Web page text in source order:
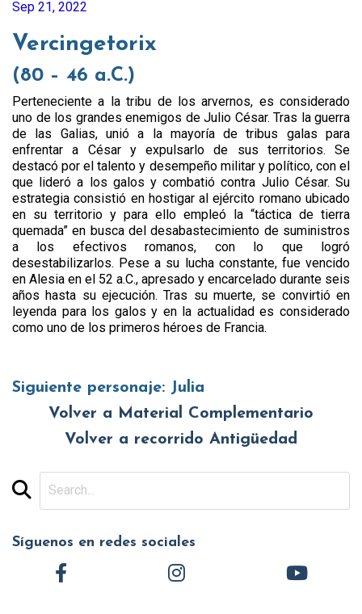
Sep 21, 2022
Vercingetorix
(80 – 46 a.C.)
Perteneciente a la tribu de los arvernos, es considerado
uno de los grandes enemigos de Julio César. Tras la guerra
de las Galias, unió a la mayoría de tribus galas para
enfrentar a César y expulsarlo de sus territorios. Se
destacó por el talento y desempeño militar y político, con el
que lideró a los galos y combatió contra Julio César. Su
estrategia consistió en hostigar al ejército romano ubicado
en su territorio y para ello empleó la “táctica de tierra
quemada” en busca del desabastecimiento de suministros
a los efectivos romanos, con lo que logró
desestabilizarlos. Pese a su lucha constante, fue vencido
en Alesia en el 52 a.C., apresado y encarcelado durante seis
años hasta su ejecución. Tras su muerte, se convirtió en
leyenda para los galos y en la actualidad es considerado
como uno de los primeros héroes de Francia.
Siguiente personaje: Julia
Volver a Material Complementario
Volver a recorrido Antigüedad
Síguenos en redes sociales